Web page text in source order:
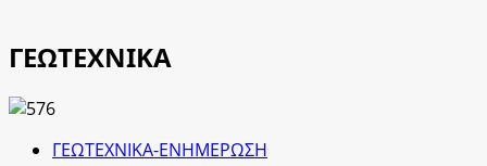
ΓΕΩΤΕΧΝΙΚΑ
ΓΕΩΤΕΧΝΙΚΑ-ΕΝΗΜΕΡΩΣΗ